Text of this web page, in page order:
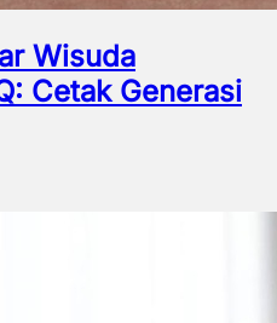
Wisuda
Cetak Generasi